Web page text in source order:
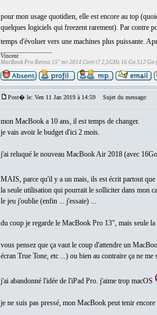
pour mon usage quotidien, elle est encore au top
quelques logiciels qui freezent rarement). Par contre
temps d'évoluer vers une machines plus puissante.
Vincent
MacBook Pro Retina 15" mi-2014 Core i7 2,5GHz 16 Go 512 Go
Post� le: Ven 11 Jan 2019 à 14:59 Sujet du message:
mon MacBook a 10 ans, il est temps de changer.
je vais avoir le budget d'ici 2 mois.
j'ai reluqué le nouveau MacBook Air 2018 (avec
MAIS, parce qu'il y a un mais, ils est écrit partout
la seule utilisation qui pourrait le solliciter dans mon
le jeu j'oublie (enfin ... j'essaie) ...
du coup je regarde le MacBook Pro 13", mais seule
vous pensez que ça vaut le coup d'attendre un
écran True Tone, etc ...) ou bien au contraire ça ne
j'ai abandonné l'idée de l'iPad Pro. j'aime trop macOS
je ne suis pas pressé, mon MacBook peut tenir